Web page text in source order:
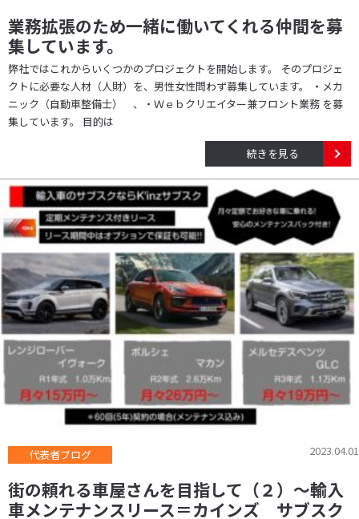
業務拡張のため一緒に働いてくれる仲間を募
集しています。
弊社ではこれからいくつかのプロジェクトを開始します。 そのプロジェ
クトに必要な人材（人財）を、男性女性問わず募集しています。 ・メカ
ニック（自動車整備士） 、・Ｗｅｂクリエイター兼フロント業務 を募
集しています。 目的は
続きを見る
2023.04.01
代表者ブログ
街の頼れる車屋さんを目指して（２）～輸入
車メンテナンスリース＝カインズ サブスク